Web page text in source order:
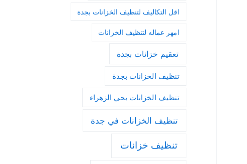
اقل التكاليف لتنظيف الخزانات بجدة
امهر عماله لتنظيف الخزانات
تعقيم خزانات بجدة
تنظيف الخزانات بجدة
تنظيف الخزانات بحي الزهراء
تنظيف الخزانات في جدة
تنظيف خزانات